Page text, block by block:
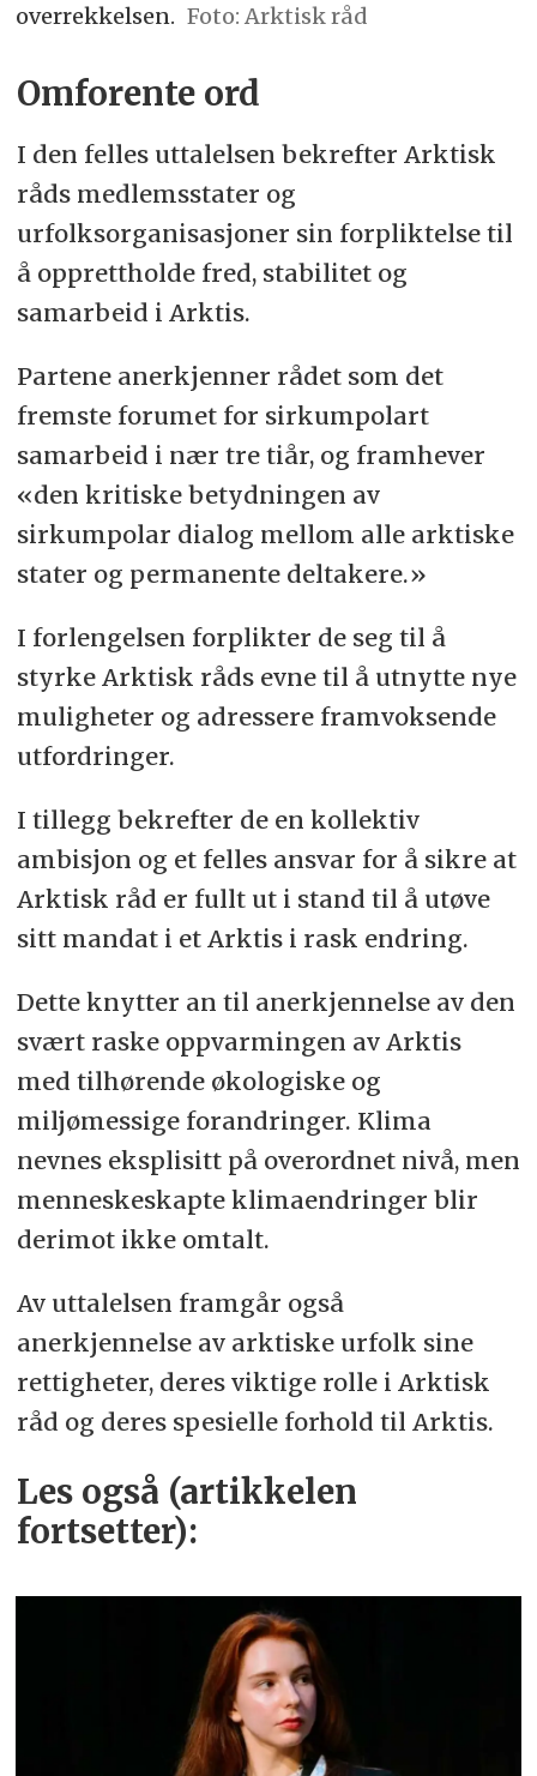
internasjonale og ikke-statlige
overrekkelsen. Arktisk råd
Omforente ord
I den felles uttalelsen bekrefter Arktisk
råds medlemsstater og
urfolksorganisasjoner sin forpliktelse til
å opprettholde fred, stabilitet og
samarbeid i Arktis.
Partene anerkjenner rådet som det
fremste forumet for sirkumpolart
samarbeid i nær tre tiår, og framhever
«den kritiske betydningen av
sirkumpolar dialog mellom alle arktiske
stater og permanente deltakere.»
I forlengelsen forplikter de seg til å
styrke Arktisk råds evne til å utnytte nye
muligheter og adressere framvoksende
utfordringer.
I tillegg bekrefter de en kollektiv
ambisjon og et felles ansvar for å sikre at
Arktisk råd er fullt ut i stand til å utøve
sitt mandat i et Arktis i rask endring.
Dette knytter an til anerkjennelse av den
svært raske oppvarmingen av Arktis
med tilhørende økologiske og
miljømessige forandringer. Klima
nevnes eksplisitt på overordnet nivå, men
menneskeskapte klimaendringer blir
derimot ikke omtalt.
Av uttalelsen framgår også
anerkjennelse av arktiske urfolk sine
rettigheter, deres viktige rolle i Arktisk
råd og deres spesielle forhold til Arktis.
Les også (artikkelen
fortsetter):